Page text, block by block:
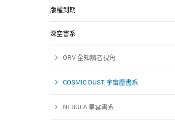
版權到期
深空書系
ORV 全知讀者視角
COSMIC DUST 宇宙塵書系
NEBULA 星雲書系